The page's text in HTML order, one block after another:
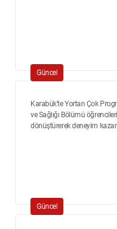
Güncel
Karabük'te Yortan Çok
ve Sağlığı Bölümü
dönüştürerek deneyim
Güncel